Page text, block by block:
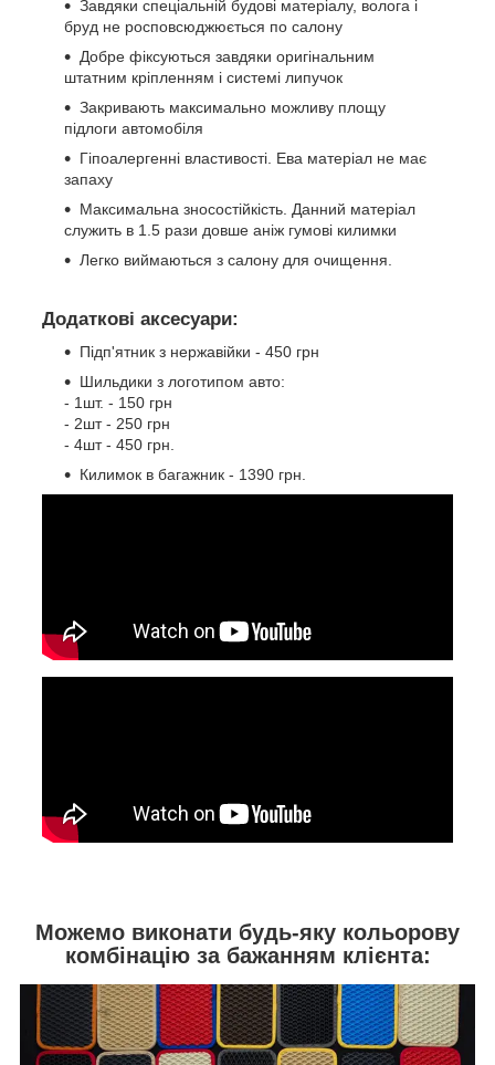
Завдяки спеціальній будові матеріалу, волога і
бруд не росповсюджюється по салону
Добре фіксуються завдяки оригінальним
штатним кріпленням і системі липучок
Закривають максимально можливу площу
підлоги автомобіля
Гіпоалергенні властивості. Ева матеріал не має
запаху
Максимальна зносостійкість. Данний матеріал
служить в 1.5 рази довше аніж гумові килимки
Легко виймаються з салону для очищення.
Додаткові аксесуари:
Підп'ятник з нержавійки - 450 грн
Шильдики з логотипом авто:
- 1шт. - 150 грн
- 2шт - 250 грн
- 4шт - 450 грн.
Килимок в багажник - 1390 грн.
Можемо виконати будь-яку кольорову
комбінацію за бажанням клієнта: